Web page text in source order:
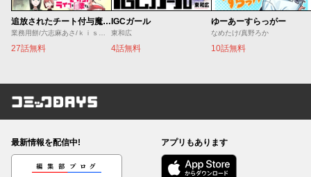
追放されたチート付与魔術師は気ままなセカンドライフを謳歌する。 ～俺は武器だけじゃなく、あらゆるものに『強化ポイント』を付与できるし、俺の意思でいつでも効果を解除できるけど、残った人たち大丈夫？～
27話無料
IGCガール
東和広
4話無料
ゆーあーすらっがー
なめたけ/真野ろか
10話無料
コミックDAYS
最新情報を配信中!
編集部ブログ
アプリもあります